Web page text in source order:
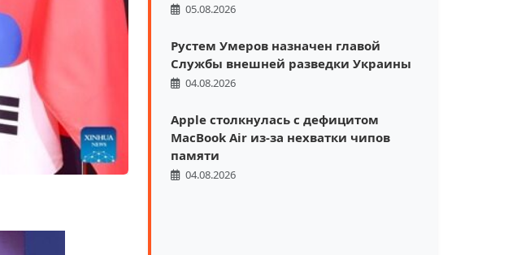
05.08.2026
Рустем Умеров назначен главой
Службы внешней разведки Украины
04.08.2026
Apple столкнулась с дефицитом
MacBook Air из-за нехватки чипов
памяти
04.08.2026